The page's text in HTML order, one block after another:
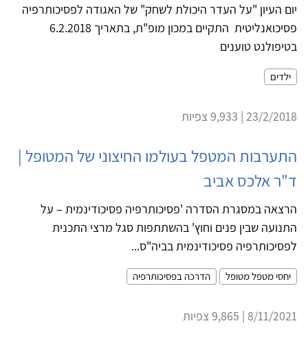
יום העיון "על העדר היכולת לשחק" של האגודה לפסיכותרפיה
פסיכואנליטית התקיים במכון מופ"ת, בתאריך 6.2.2018
בטיפולנט טוענים
ילדים
23/2/2018 | 9,933 צפיות
התערבות המטפל בעולמו החיצוני של המטופל |
ד"ר אלכס אביב
הרצאה במסגרת הסדרה 'פסיכותרפיה פסיכודינמית – על
התנועה שבין פנים וחוץ' בהשתתפות סגל מרצי התכנית
לפסיכותרפיה פסיכודינמית בביה"ס...
יחסי מטפל מטופל הדרכה בפסיכותרפיה
8/11/2021 | 9,865 צפיות